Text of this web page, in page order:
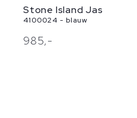
Stone Island Jas
4100024 - blauw
985,-